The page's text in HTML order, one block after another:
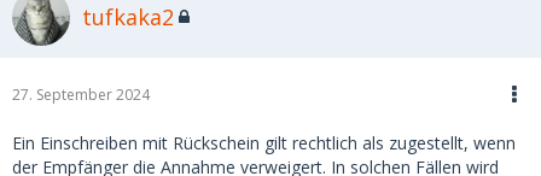
tufkaka2
27. September 2024
Ein Einschreiben mit Rückschein gilt rechtlich als zugestellt, wenn
der Empfänger die Annahme verweigert. In solchen Fällen wird